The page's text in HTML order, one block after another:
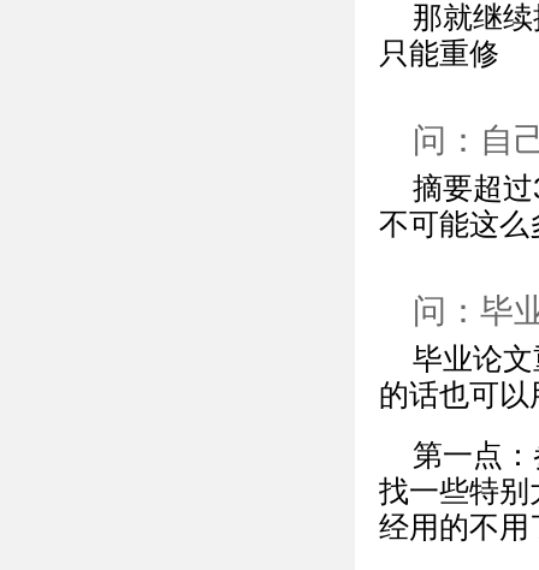
那就继
只能重修
问：自
摘要超
不可能这么
问：毕
毕业论
的话也可
第一点
找一些特别
经用的不用